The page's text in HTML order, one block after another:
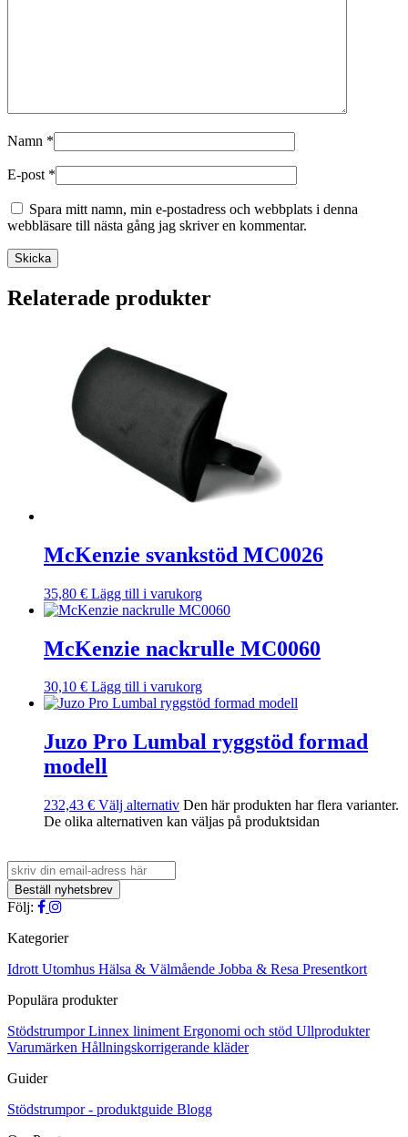
Namn *
E-post *
Spara mitt namn, min e-postadress och webbplats i denna
webbläsare till nästa gång jag skriver en kommentar.
Skicka
Relaterade produkter
McKenzie svankstöd MC0026
35,80 € Lägg till i varukorg
McKenzie nackrulle MC0060
30,10 € Lägg till i varukorg
Juzo Pro Lumbal ryggstöd formad
modell
232,43 € Välj alternativ Den här produkten har flera varianter.
De olika alternativen kan väljas på produktsidan
Följ:
Kategorier
Idrott Utomhus Hälsa & Välmående Jobba & Resa Presentkort
Populära produkter
StödstrumporLinnex liniment Ergonomi och stöd Ullprodukter
Varumärken Hållningskorrigerande kläder
Guider
Stödstrumpor - produktguide Blogg